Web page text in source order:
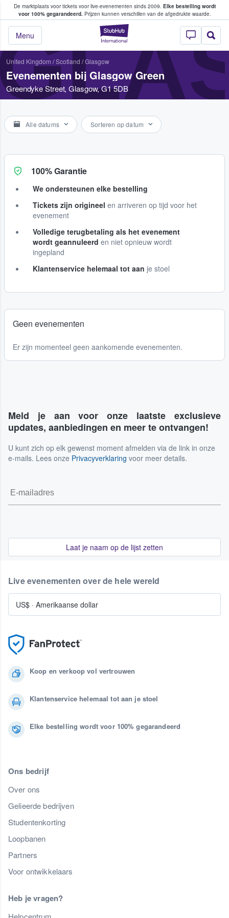
De marktplaats voor tickets voor live-evenementen sinds 2009. Elke bestelling wordt
voor 100% gegarandeerd.Prijzen kunnen verschillen van de afgedrukte waarde.
StubHub: waar
Menu
tickets kopen en verkopen
United Kingdom /Scotland /Glasgow
Evenementen bij Glasgow Green
Greendyke Street, Glasgow, G1 5DB
Alle datums Sorteren op datum
100% Garantie
We ondersteunen elke bestelling
Tickets zijn origineel en arriveren op tijd voor het
evenement
Volledige terugbetaling als het evenement
wordt geannuleerd en niet opnieuw wordt
ingepland
Klantenservice helemaal tot aan je stoel
Geen evenementen
Er zijn momenteel geen aankomende evenementen.
Meld je aan voor onze laatste exclusieve
updates, aanbiedingen en meer te ontvangen!
U kunt zich op elk gewenst moment afmelden via de link in onze
e-mails. Lees onze Privacyverklaring voor meer details.
Laat je naam op de lijst zetten
Koop en verkoop vol vertrouwen
Klantenservice helemaal tot aan je stoel
Elke bestelling wordt voor 100% gegarandeerd
Ons bedrijf
Over ons
Gelieerde bedrijven
Studentenkorting
Loopbanen
Partners
Voor ontwikkelaars
Heb je vragen?
Live evenementen over de hele wereld
US$ · Amerikaanse dollar